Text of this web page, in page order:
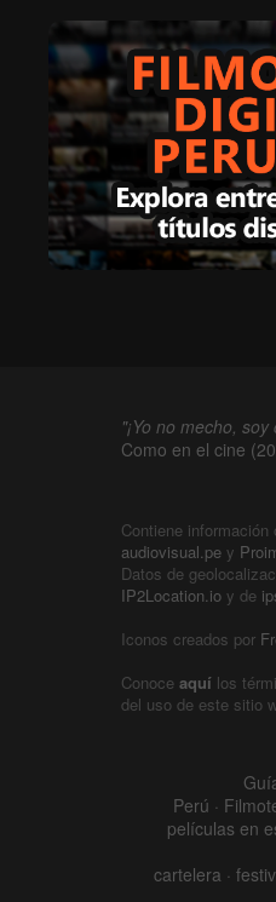
"¡Yo no mecho,
Como en el cine
Contiene información
audiovisual.pe y
Datos de
IP2Location.io y de
Iconos creados por
Conoce aquí los
del uso de este sitio
Perú ·
películas en
cartelera ·